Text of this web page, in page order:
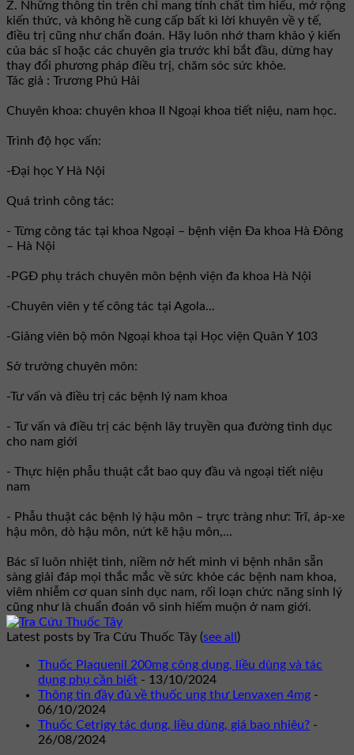
Z. Những thông tin trên chỉ mang tính chất tìm hiểu, mở rộng
kiến thức, và không hề cung cấp bất kì lời khuyên về y tế,
điều trị cũng như chẩn đoán. Hãy luôn nhớ tham khảo ý kiến
của bác sĩ hoặc các chuyên gia trước khi bắt đầu, dừng hay
thay đổi phương pháp điều trị, chăm sóc sức khỏe.
Tác giả : Trương Phú Hải
Chuyên khoa: chuyên khoa II Ngoại khoa tiết niệu, nam học.
Trình độ học vấn:
-Đại học Y Hà Nội
Quá trình công tác:
- Từng công tác tại khoa Ngoại – bệnh viện Đa khoa Hà Đông
– Hà Nội
-PGĐ phụ trách chuyên môn bệnh viện đa khoa Hà Nội
-Chuyên viên y tế công tác tại Agola...
-Giảng viên bộ môn Ngoại khoa tại Học viện Quân Y 103
Sở trưởng chuyên môn:
-Tư vấn và điều trị các bệnh lý nam khoa
- Tư vấn và điều trị các bệnh lây truyền qua đường tình dục
cho nam giới
- Thực hiện phẫu thuật cắt bao quy đầu và ngoại tiết niệu
nam
- Phẫu thuật các bệnh lý hậu môn – trực tràng như: Trĩ, áp-xe
hậu môn, dò hậu môn, nứt kẽ hậu môn,...
Bác sĩ luôn nhiệt tình, niềm nở hết mình vì bệnh nhân sẵn
sàng giải đáp mọi thắc mắc về sức khỏe các bệnh nam khoa,
viêm nhiễm cơ quan sinh dục nam, rối loạn chức năng sinh lý
cũng như là chuẩn đoán vô sinh hiếm muộn ở nam giới.
Latest posts by Tra Cứu Thuốc Tây (see all )
Thuốc Plaquenil 200mg công dụng, liều dùng và tác
dụng phụ cần biết - 13/10/2024
Thông tin đầy đủ về thuốc ung thư Lenvaxen 4mg -
06/10/2024
Thuốc Cetrigy tác dụng, liều dùng, giá bao nhiêu? -
26/08/2024